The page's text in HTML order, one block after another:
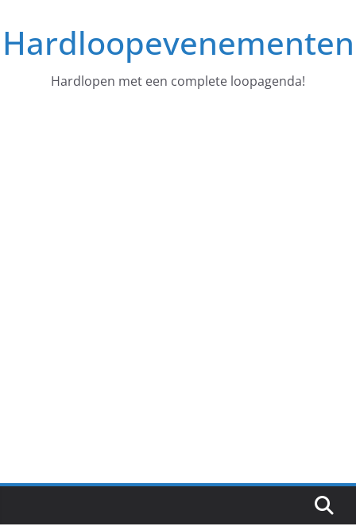
naar
deHardloopevenementen
Hardlopen met een complete loopagenda!